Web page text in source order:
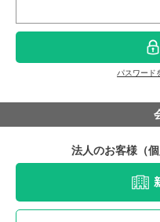
パスワード
法人のお客様（